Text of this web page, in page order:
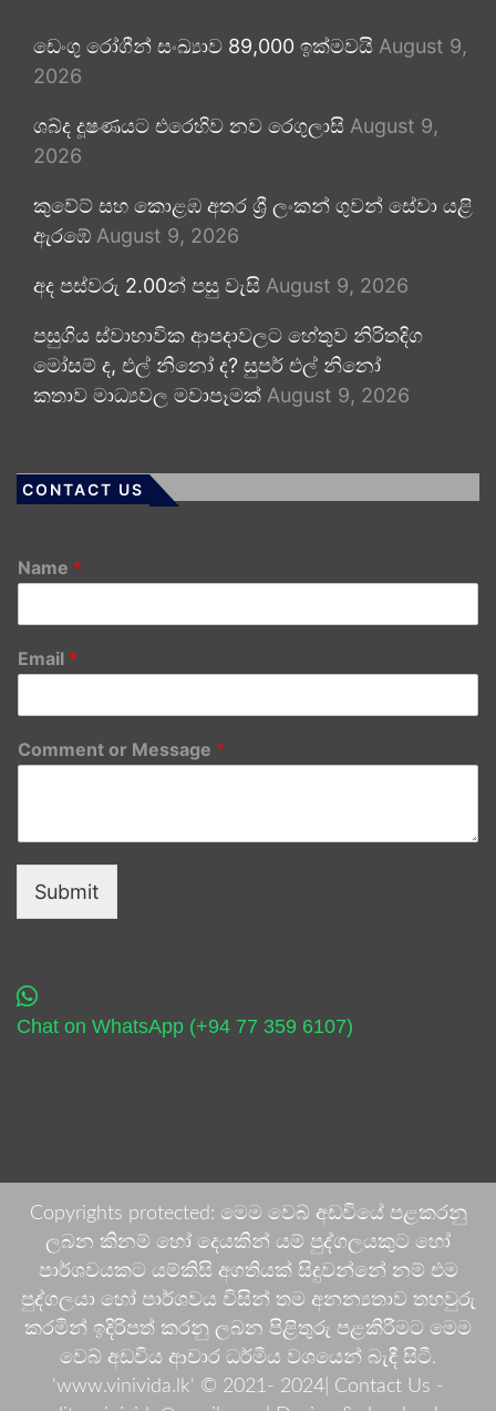
ඩෙංගු රෝගීන් සංඛ්‍යාව 89,000 ඉක්මවයි August 9,
2026
ශබ්ද දූෂණයට එරෙහිව නව රෙගුලාසි August 9,
2026
කුවේට් සහ කොළඹ අතර ශ්‍රී ලංකන් ගුවන් සේවා යළි
ඇරඹේ August 9, 2026
අද පස්වරු 2.00න් පසු වැසි August 9, 2026
පසුගිය ස්වාභාවික ආපදාවලට හේතුව නිරිතදිග
මෝසම් ද, එල් නිනෝ ද? සුපර් එල් නිනෝ
කතාව මාධ්‍යවල මවාපෑමක් August 9, 2026
CONTACT US
Name *
Email *
Comment or Message *
Submit
Chat on WhatsApp (+94 77 359 6107)
Copyrights protected: මෙම වෙබ් අඩවියේ පළකරනු
ලබන කිනම් හෝ දෙයකින් යම් පුද්ගලයකුට හෝ
පාර්ශවයකට යම්කිසි අගතියක් සිදුවන්නේ නම් එම
පුද්ගලයා හෝ පාර්ශවය විසින් තම අනන්‍යතාව තහවුරු
කරමින් ඉදිරිපත් කරනු ලබන පිළිතුරු පළකිරීමට මෙම
වෙබ් අඩවිය ආචාර ධර්මීය වශයෙන් බැඳී සිටී.
'www.vinivida.lk' © 2021- 2024| Contact Us -